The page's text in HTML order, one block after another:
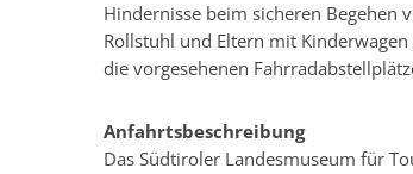
Hindernisse beim sicheren Begehen
Rollstuhl und Eltern mit
die vorgesehenen
Anfahrtsbeschreibung
Das Südtiroler Landesmuseum für